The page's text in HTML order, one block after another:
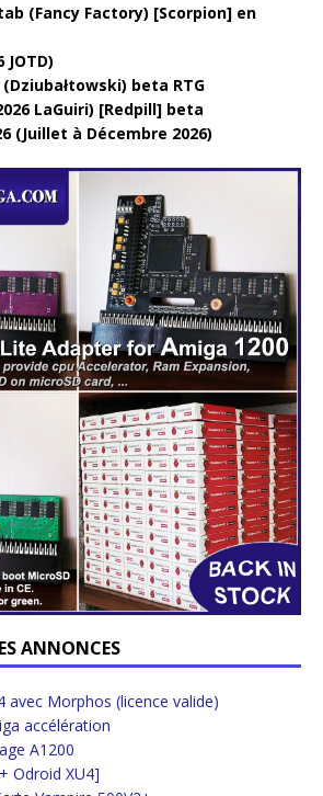
(Fancy Factory) [Scorpion] en
JOTD)
(Dziubałtowski) beta RTG
LaGuiri) [Redpill] beta
(Juillet à Décembre 2026)
ANNONCES
avec Morphos (licence valide)
accélération
A1200
Odroid XU4]